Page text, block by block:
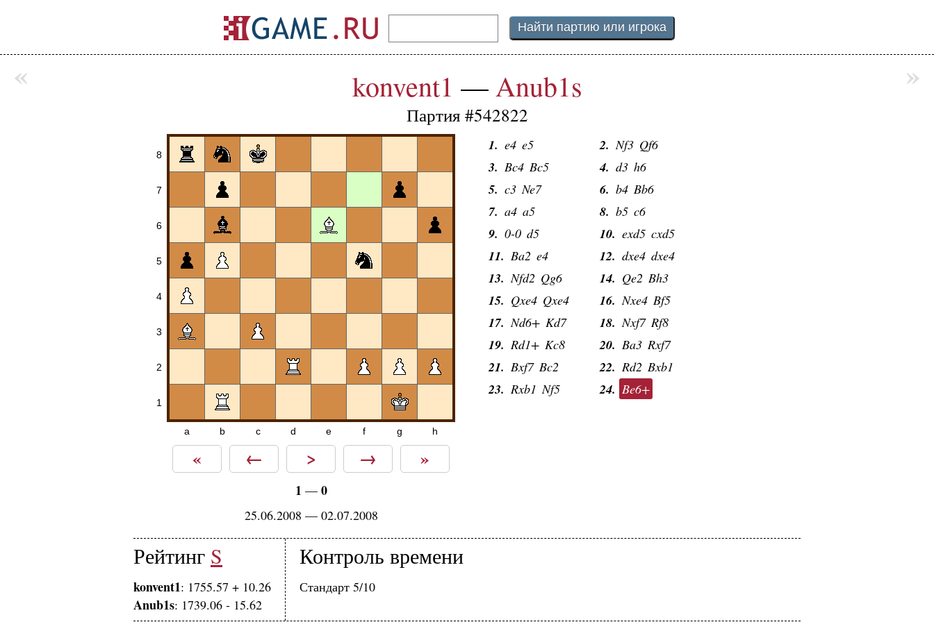
konvent1 —Anub1s
Партия #542822
8
7
6
5
4
3
2
1
a b c d e f g h
« ← > → »
1 — 0
25.06.2008 — 02.07.2008
1. e4 e5 2. Nf3 Qf6
3. Bc4 Bc5 4. d3 h6
5. c3 Ne7 6. b4 Bb6
7. a4 a5 8. b5 c6
9. 0-0 d5 10. exd5 cxd5
11. Ba2 e4 12. dxe4 dxe4
13. Nfd2 Qg6 14. Qe2 Bh3
15. Qxe4 Qxe4 16. Nxe4 Bf5
17. Nd6+ Kd7 18. Nxf7 Rf8
19. Rd1+ Kc8 20. Ba3 Rxf7
21. Bxf7 Bc2 22. Rd2 Bxb1
23. Rxb1 Nf5 24. Be6+
Рейтинг S
konvent1: 1755.57 + 10.26
Anub1s: 1739.06 - 15.62
Контроль времени
Стандарт 5/10
« »